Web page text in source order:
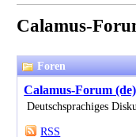
Calamus-
Foren
Calamus-Forum (de)
Deutschsprachiges
RSS